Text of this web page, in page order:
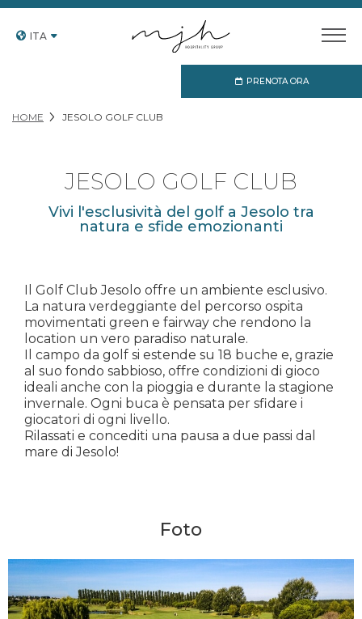
ITA
PRENOTA ORA
HOME JESOLO GOLF CLUB
JESOLO GOLF CLUB
Vivi l'esclusività del golf a Jesolo tra
natura e sfide emozionanti
Il Golf Club Jesolo offre un ambiente esclusivo.
La natura verdeggiante del percorso ospita
movimentati green e fairway che rendono la
location un vero paradiso naturale.
Il campo da golf si estende su 18 buche e, grazie
al suo fondo sabbioso, offre condizioni di gioco
ideali anche con la pioggia e durante la stagione
invernale. Ogni buca è pensata per sfidare i
giocatori di ogni livello.
Rilassati e concediti una pausa a due passi dal
mare di Jesolo!
Foto